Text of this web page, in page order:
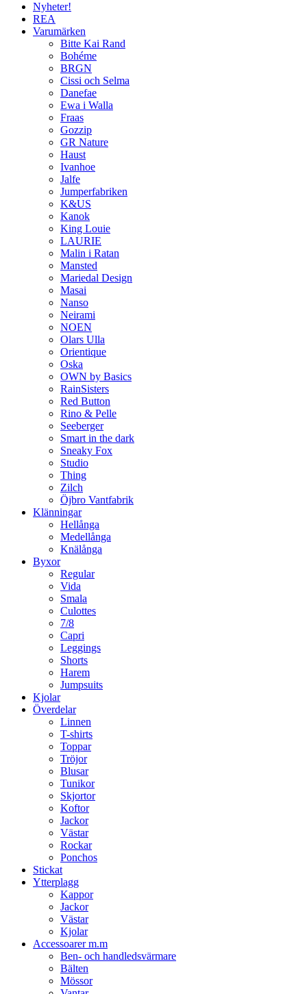
Nyheter!
REA
Varumärken
Bitte Kai Rand
Bohéme
BRGN
Cissi och Selma
Danefae
Ewa i Walla
Fraas
Gozzip
GR Nature
Haust
Ivanhoe
Jalfe
Jumperfabriken
K&US
Kanok
King Louie
LAURIE
Malin i Ratan
Mansted
Mariedal Design
Masai
Nanso
Neirami
NOEN
Olars Ulla
Orientique
Oska
OWN by Basics
RainSisters
Red Button
Rino & Pelle
Seeberger
Smart in the dark
Sneaky Fox
Studio
Thing
Zilch
Öjbro Vantfabrik
Klänningar
Hellånga
Medellånga
Knälånga
Byxor
Regular
Vida
Smala
Culottes
7/8
Capri
Leggings
Shorts
Harem
Jumpsuits
Kjolar
Överdelar
Linnen
T-shirts
Toppar
Tröjor
Blusar
Tunikor
Skjortor
Koftor
Jackor
Västar
Rockar
Ponchos
Stickat
Ytterplagg
Kappor
Jackor
Västar
Kjolar
Accessoarer m.m
Ben- och handledsvärmare
Bälten
Mössor